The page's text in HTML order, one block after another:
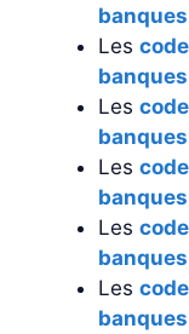
banques
Les
banques
Les
banques
Les
banques
Les
banques
Les
banques